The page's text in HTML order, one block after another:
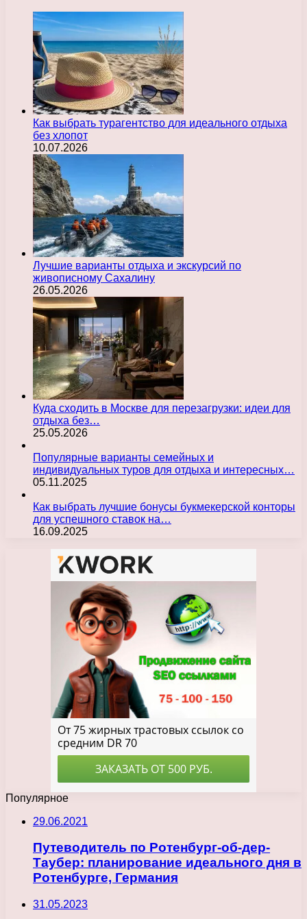
Как выбрать турагентство для идеального отдыха
без хлопот
10.07.2026
Лучшие варианты отдыха и экскурсий по
живописному Сахалину
26.05.2026
Куда сходить в Москве для перезагрузки: идеи для
отдыха без…
25.05.2026
Популярные варианты семейных и
индивидуальных туров для отдыха и интересных…
05.11.2025
Как выбрать лучшие бонусы букмекерской конторы
для успешного ставок на…
16.09.2025
Популярное
29.06.2021
Путеводитель по Ротенбург-об-дер-
Таубер: планирование идеального дня в
Ротенбурге, Германия
31.05.2023